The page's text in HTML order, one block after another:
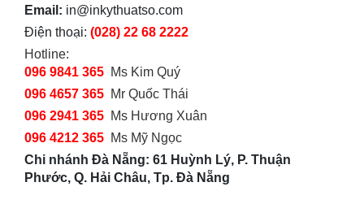
Email: in@inkythuatso.com
Điện thoại: (028) 22 68 2222
Hotline:
096 9841 365 Ms Kim Quý
096 4657 365 Mr Quốc Thái
096 2941 365 Ms Hương Xuân
096 4212 365 Ms Mỹ Ngọc
Chi nhánh Đà Nẵng: 61 Huỳnh Lý, P. Thuận
Phước, Q. Hải Châu, Tp. Đà Nẵng